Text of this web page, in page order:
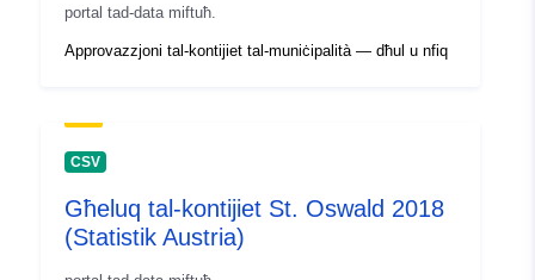
portal tad-data miftuħ.
Approvazzjoni tal-kontijiet tal-muniċipalità — dħul u nfiq
CSV
Għeluq tal-kontijiet St. Oswald 2018
(Statistik Austria)